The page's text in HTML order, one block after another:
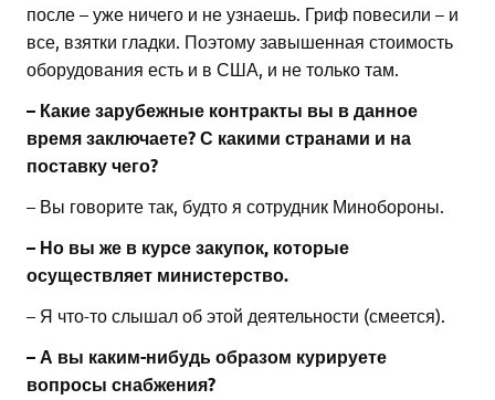
после – уже ничего и не узнаешь. Гриф повесили – и
все, взятки гладки. Поэтому завышенная стоимость
оборудования есть и в США, и не только там.
– Какиезарубежные контракты вы в данное
время заключаете? С какими странами и на
поставку чего?
– Вы говорите так, будто я сотрудник Минобороны.
– Но вы же в курсе закупок, которые
осуществляет министерство.
– Я что-то слышал об этой деятельности (смеется).
– А вы каким-нибудь образом курируете
вопросы снабжения?